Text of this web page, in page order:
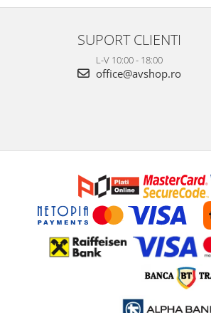
SUPORT CLIENTI
L-V 10:00 - 18:00
office@avshop.ro